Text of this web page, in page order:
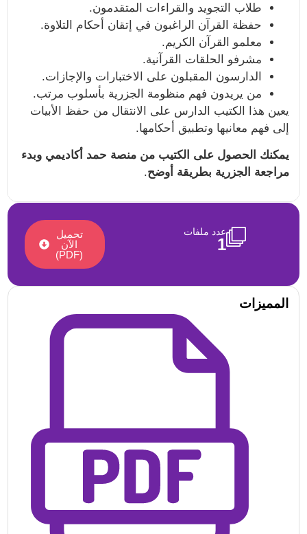
طلاب التجويد والقراءات المتقدمون.
حفظة القرآن الراغبون في إتقان أحكام التلاوة.
معلمو القرآن الكريم.
مشرفو الحلقات القرآنية.
الدارسون المقبلون على الاختبارات والإجازات.
من يريدون فهم منظومة الجزرية بأسلوب مرتب.
يعين هذا الكتيب الدارس على الانتقال من حفظ الأبيات
إلى فهم معانيها وتطبيق أحكامها.
يمكنك الحصول على الكتيب من منصة حمد أكاديمي وبدء
مراجعة الجزرية بطريقة أوضح.
عدد ملفات
1
تحميل
الآن
(PDF)
المميزات